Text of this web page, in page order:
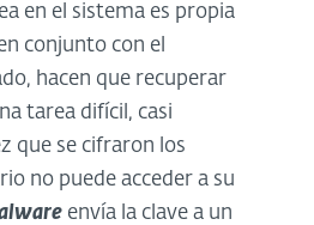
en el sistema es propia
conjunto con el
hacen que recuperar
tarea difícil, casi
que se cifraron los
no puede acceder a su
envía la clave a un